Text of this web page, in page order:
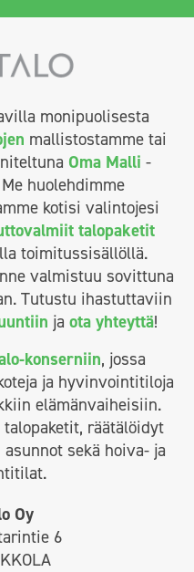
monipuolisesta
mallistostamme tai
Oma Malli -
huolehdimme
kotisi valintojesi
talopaketit
toimitussisällöllä.
valmistuu sovittuna
Tutustu ihastuttaviin
ja ota yhteyttä!
konserniin, jossa
ja hyvinvointitiloja
elämänvaiheisiin.
räätälöidyt
sekä hoiva- ja
Oy
6